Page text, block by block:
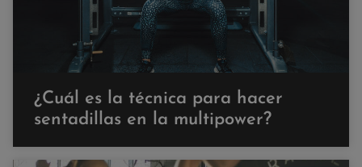
¿Cuál es la técnica para hacer
sentadillas en la multipower?